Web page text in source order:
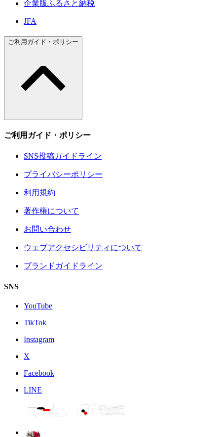
企業版ふるさと納税
JFA
ご利用ガイド・ポリシー
ご利用ガイド・ポリシー
SNS投稿ガイドライン
プライバシーポリシー
利用規約
著作権について
お問い合わせ
ウェブアクセシビリティについて
ブランドガイドライン
SNS
YouTube
TikTok
Instagram
X
Facebook
LINE